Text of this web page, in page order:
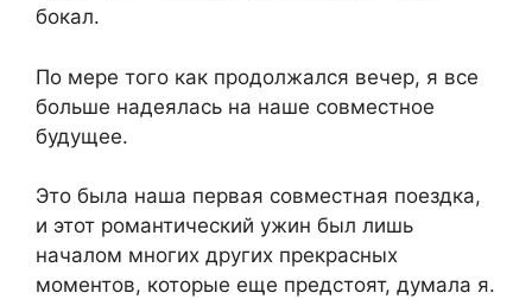
бокал.
По мере того как продолжался вечер, я все
больше надеялась на наше совместное
будущее.
Это была наша первая совместная поездка,
и этот романтический ужин был лишь
началом многих других прекрасных
моментов, которые еще предстоят, думала я.